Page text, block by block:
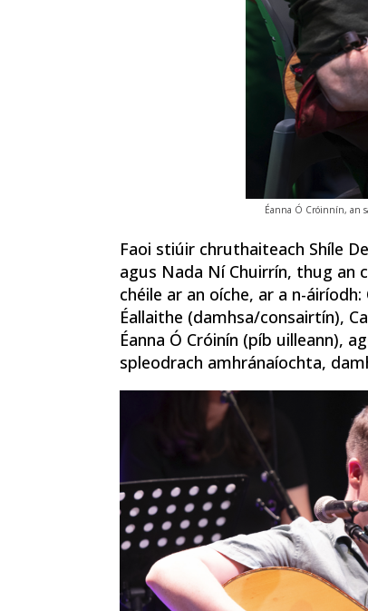
Éanna Ó Cróinnín, an
Faoi stiúir chruthaiteach Shíle
agus Nada Ní Chuirrín, thug an
chéile ar an oíche, ar a n-
Éallaithe (damhsa/consairtín),
Éanna Ó Cróinín (píb uilleann),
spleodrach amhránaíochta,